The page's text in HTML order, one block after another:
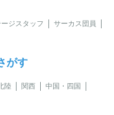
ジスタッフ
サーカス団員
がす
陸 関西
中国・四国